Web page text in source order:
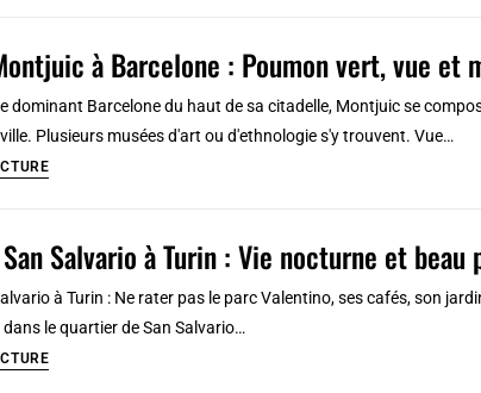
:
la
[Trastevere]
à Barcelone : Poumon vert, vue et
dominant Barcelone du haut de sa citadelle, Montjuic se
Plusieurs musées d'art ou d'ethnologie s'y trouvent. Vue…
Colline
à
Poumon
vert,
Salvario à Turin : Vie nocturne et beau
à Turin : Ne rater pas le parc Valentino, ses cafés, son
dans le quartier de San Salvario…
Quartier